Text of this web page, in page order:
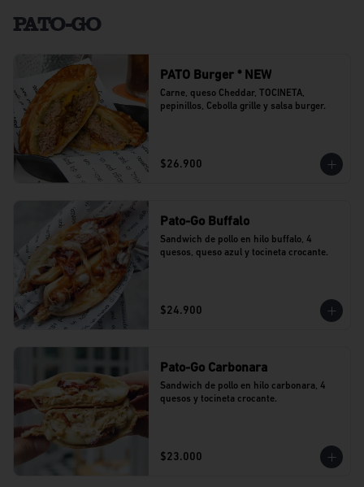
PATO-GO
PATO Burger * NEW
Carne, queso Cheddar, TOCINETA,
pepinillos, Cebolla grille y salsa burger.
$26.900
Pato-Go Buffalo
Sandwich de pollo en hilo buffalo, 4
quesos, queso azul y tocineta crocante.
$24.900
Pato-Go Carbonara
Sandwich de pollo en hilo carbonara, 4
quesos y tocineta crocante.
$23.000